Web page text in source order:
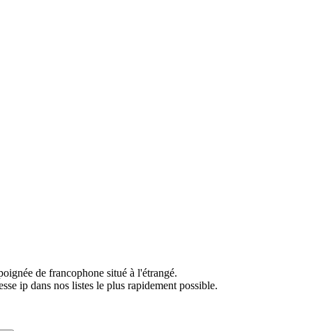
de francophone situé à l'étrangé.
ip dans nos listes le plus rapidement possible.